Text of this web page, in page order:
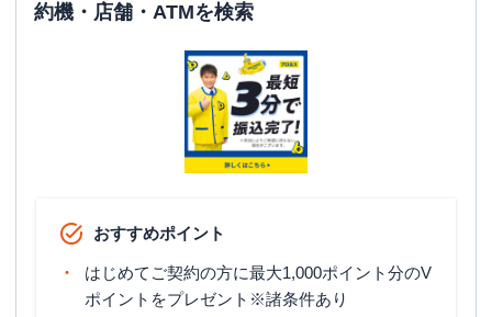
✕
愛知県名古屋市中区栄３丁目９－１０
三星ビル２Ｆ
名称
プロミス
【2026/1/7閉店】八熊通高畑自動
約機・店舗・ATMを検索
おすすめポイント
はじめてご契約の方に最大1,000ポイント分のV
ポイントをプレゼント※諸条件あり